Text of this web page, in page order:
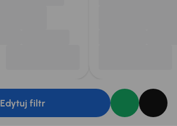
Edytuj filtr